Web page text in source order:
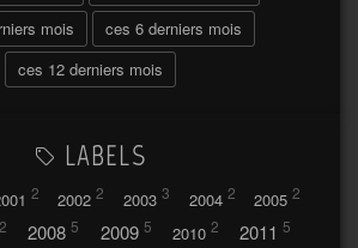
mois
ces 6 derniers mois
ces 12 derniers mois
LABELS
2 2002 2 2003 3 2004 2 2005 2
2 2008 5 2009 5 2010 2 2011 5